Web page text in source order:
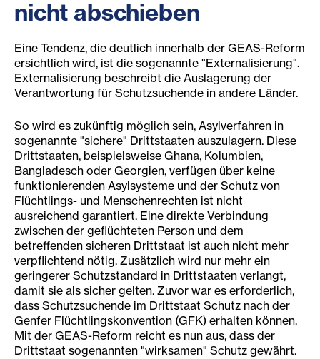
nicht abschieben
Eine Tendenz, die deutlich innerhalb der GEAS-Reform
ersichtlich wird, ist die sogenannte "Externalisierung".
Externalisierung beschreibt die Auslagerung der
Verantwortung für Schutzsuchende in andere Länder.
So wird es zukünftig möglich sein, Asylverfahren in
sogenannte "sichere" Drittstaaten auszulagern. Diese
Drittstaaten, beispielsweise Ghana, Kolumbien,
Bangladesch oder Georgien, verfügen über keine
funktionierenden Asylsysteme und der Schutz von
Flüchtlings- und Menschenrechten ist nicht
ausreichend garantiert. Eine direkte Verbindung
zwischen der geflüchteten Person und dem
betreffenden sicheren Drittstaat ist auch nicht mehr
verpflichtend nötig. Zusätzlich wird nur mehr ein
geringerer Schutzstandard in Drittstaaten verlangt,
damit sie als sicher gelten. Zuvor war es erforderlich,
dass Schutzsuchende im Drittstaat Schutz nach der
Genfer Flüchtlingskonvention (GFK) erhalten können.
Mit der GEAS-Reform reicht es nun aus, dass der
Drittstaat sogenannten "wirksamen" Schutz gewährt.